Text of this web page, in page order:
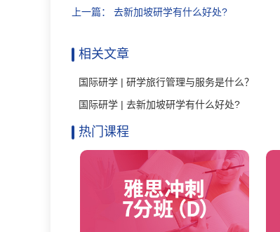
上一篇： 去新加坡研学有什么好处?
相关文章
国际研学 | 研学旅行管理与服务是什么？
国际研学 | 去新加坡研学有什么好处?
热门课程